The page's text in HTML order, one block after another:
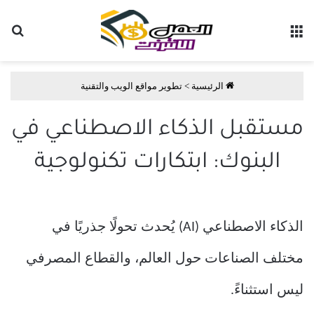
الرئيسية > تطوير مواقع الويب والتقنية
مستقبل الذكاء الاصطناعي في
البنوك: ابتكارات تكنولوجية
الذكاء الاصطناعي (AI) يُحدث تحولًا جذريًا في
مختلف الصناعات حول العالم، والقطاع المصرفي
ليس استثناءً.